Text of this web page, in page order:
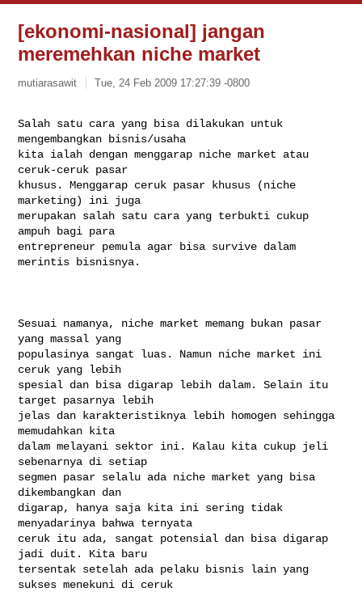
[ekonomi-nasional] jangan
meremehkan niche market
mutiarasawit Tue, 24 Feb 2009 17:27:39 -0800
Salah satu cara yang bisa dilakukan untuk
mengembangkan bisnis/usaha
kita ialah dengan menggarap niche market atau
ceruk-ceruk pasar
khusus. Menggarap ceruk pasar khusus (niche
marketing) ini juga
merupakan salah satu cara yang terbukti cukup
ampuh bagi para
entrepreneur pemula agar bisa survive dalam
merintis bisnisnya.
Sesuai namanya, niche market memang bukan pasar
yang massal yang
populasinya sangat luas. Namun niche market ini
ceruk yang lebih
spesial dan bisa digarap lebih dalam. Selain itu
target pasarnya lebih
jelas dan karakteristiknya lebih homogen sehingga
memudahkan kita
dalam melayani sektor ini. Kalau kita cukup jeli
sebenarnya di setiap
segmen pasar selalu ada niche market yang bisa
dikembangkan dan
digarap, hanya saja kita ini sering tidak
menyadarinya bahwa ternyata
ceruk itu ada, sangat potensial dan bisa digarap
jadi duit. Kita baru
tersentak setelah ada pelaku bisnis lain yang
sukses menekuni di ceruk